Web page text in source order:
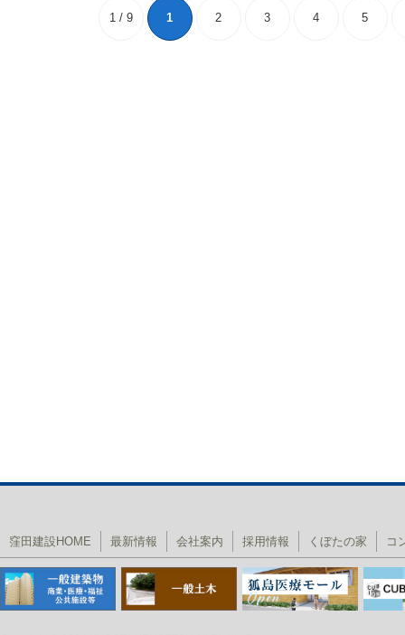
1 / 9 1 2 3 4 5
窪田建設HOME 最新情報 会社案内 採用情報 くぼたの家 コ